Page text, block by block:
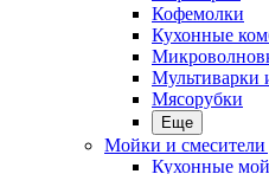
Кофемолки
Кухонные
Мультиварки
Мясорубки
Еще
Мойки и смесители
Кухонные